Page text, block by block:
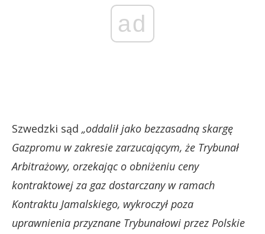
ad
Szwedzki sąd „oddalił jako bezzasadną skargę
Gazpromu w zakresie zarzucającym, że Trybunał
Arbitrażowy, orzekając o obniżeniu ceny
kontraktowej za gaz dostarczany w ramach
Kontraktu Jamalskiego, wykroczył poza
uprawnienia przyznane Trybunałowi przez Polskie